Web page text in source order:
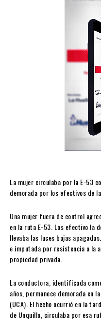
La mujer circulaba por la E-53
demorada por los efectivos de
Una mujer fuera de control
en la ruta E-53. Los efectivo la
llevaba las luces bajas
e imputada por resistencia a la
propiedad privada.
La conductora, identificada
años, permanece demorada en
(UCA). El hecho ocurrió en la
de Unquillo, circulaba por esa